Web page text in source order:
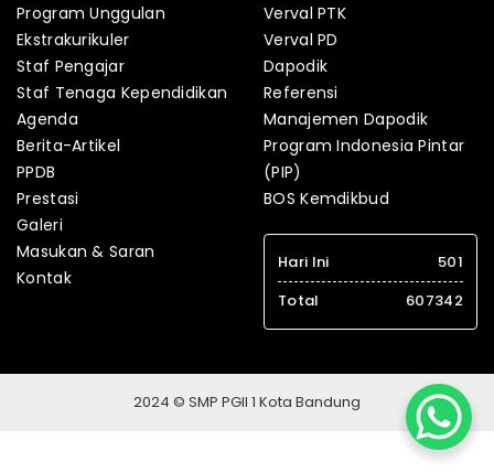
Program Unggulan
Ekstrakurikuler
Staf Pengajar
Staf Tenaga Kependidikan
Agenda
Berita-Artikel
PPDB
Prestasi
Galeri
Masukan & Saran
Kontak
Verval PTK
Verval PD
Dapodik
Referensi
Manajemen Dapodik
Program Indonesia Pintar
(PIP)
BOS Kemdikbud
Hari Ini
501
Total
607342
2024 © SMP PGII 1 Kota Bandung